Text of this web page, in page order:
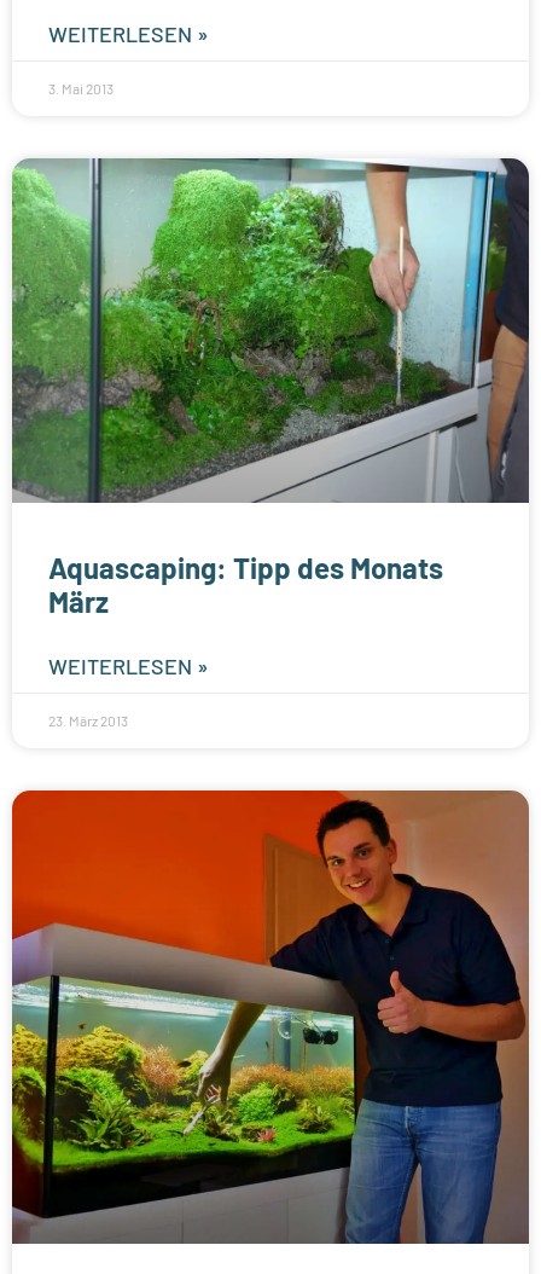
WEITERLESEN »
3. Mai 2013
Aquascaping: Tipp des Monats
März
WEITERLESEN »
23. März 2013